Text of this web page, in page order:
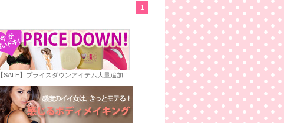
1
【SALE】プライスダウンアイテム大量追加!!